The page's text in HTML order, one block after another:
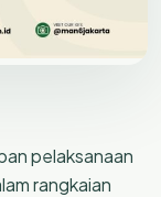
pelaksanaan
rangkaian